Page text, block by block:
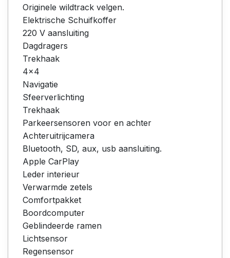
Originele wildtrack velgen.
Elektrische Schuifkoffer
220 V aansluiting
Dagdragers
Trekhaak
4x4
Navigatie
Sfeerverlichting
Trekhaak
Parkeersensoren voor en achter
Achteruitrijcamera
Bluetooth, SD, aux, usb aansluiting.
Apple CarPlay
Leder interieur
Verwarmde zetels
Comfortpakket
Boordcomputer
Geblindeerde ramen
Lichtsensor
Regensensor